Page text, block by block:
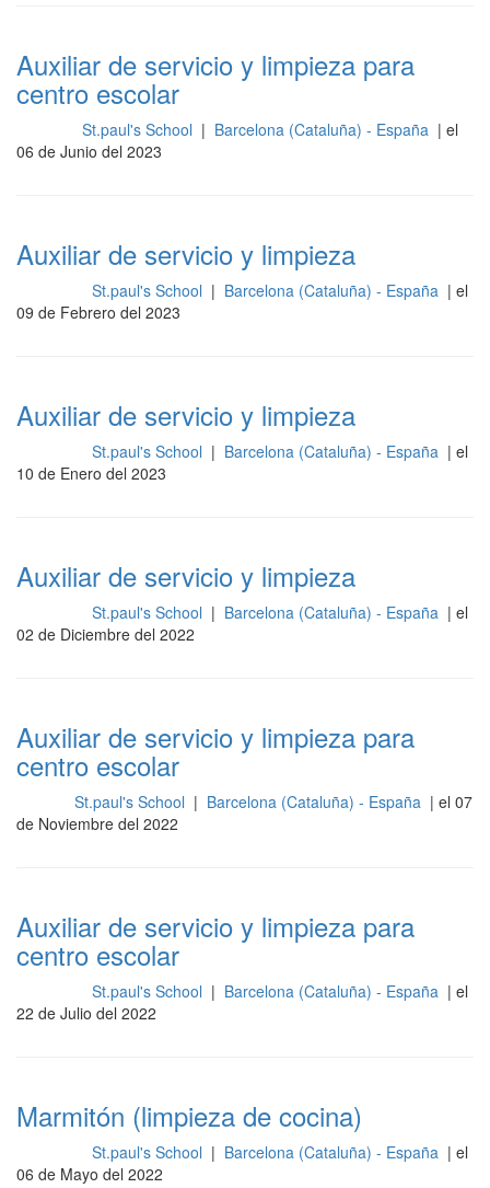
Auxiliar de servicio y limpieza para
centro escolar
St.paul's School | Barcelona (Cataluña) - España | el
06 de Junio del 2023
Auxiliar de servicio y limpieza
St.paul's School | Barcelona (Cataluña) - España | el
09 de Febrero del 2023
Auxiliar de servicio y limpieza
St.paul's School | Barcelona (Cataluña) - España | el
10 de Enero del 2023
Auxiliar de servicio y limpieza
St.paul's School | Barcelona (Cataluña) - España | el
02 de Diciembre del 2022
Auxiliar de servicio y limpieza para
centro escolar
St.paul's School | Barcelona (Cataluña) - España | el 07
de Noviembre del 2022
Auxiliar de servicio y limpieza para
centro escolar
St.paul's School | Barcelona (Cataluña) - España | el
22 de Julio del 2022
Marmitón (limpieza de cocina)
St.paul's School | Barcelona (Cataluña) - España | el
06 de Mayo del 2022